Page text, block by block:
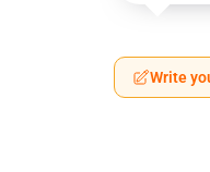
Write